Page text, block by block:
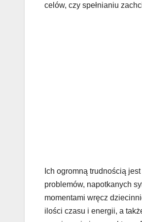
celów, czy spełnianiu
Ich ogromną trudnością
problemów, napotkanych
momentami wręcz
ilości czasu i energii, a